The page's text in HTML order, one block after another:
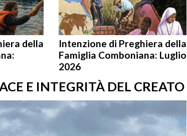
della
Intenzione di Preghiera della
Famiglia Comboniana: Luglio
2026
E INTEGRITÀ DEL CREATO